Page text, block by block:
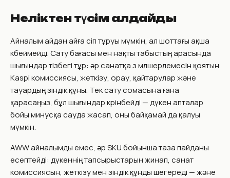
Неліктен түсім алдайды
Айналым айдан айға өсіп тұруы мүмкін, ал шоттағы ақша
көбеймейді. Сату бағасы мен нақты табыстың арасында
шығындар тізбегі тұр: әр санатқа өз мөлшерлемесін қоятын
Kaspi комиссиясы, жеткізу, орау, қайтарулар және
тауардың өзіндік құны. Тек сату сомасына ғана
қарасаңыз, бұл шығындар көрінбейді — дүкен апталар
бойы минусқа сауда жасап, оны байқамай да қалуы
мүмкін.
AWW айналымды емес, әр SKU бойынша таза пайданы
есептейді: дүкеннің тапсырыстарын жинап, санат
комиссиясын, жеткізу мен өзіндік құнды шегереді — және